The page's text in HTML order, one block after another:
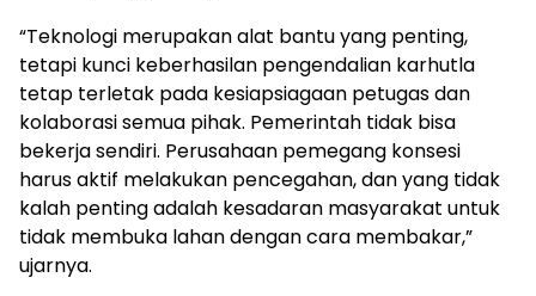
“Teknologi merupakan alat bantu yang penting,
tetapi kunci keberhasilan pengendalian karhutla
tetap terletak pada kesiapsiagaan petugas dan
kolaborasi semua pihak. Pemerintah tidak bisa
bekerja sendiri. Perusahaan pemegang konsesi
harus aktif melakukan pencegahan, dan yang tidak
kalah penting adalah kesadaran masyarakat untuk
tidak membuka lahan dengan cara membakar,”
ujarnya.